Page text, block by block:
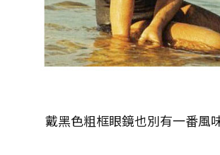
戴黑色粗框眼鏡也別有一番風